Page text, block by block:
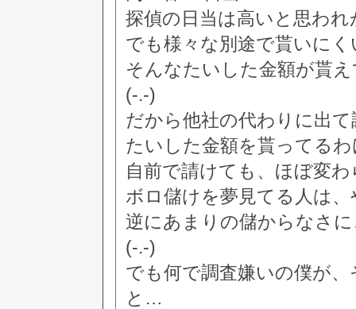
探偵の日当は高いと思われ
でも様々な別途で貰いに
そんなたいした金額が貰
(-.-)
だから他社の代わりに出
たいした金額を貰ってる
自前で請けても、ほぼ変
ボロ儲けを夢見てる人は
逆にあまりの儲からなさ
(-.-)
でも何で調査嫌いの僕が
と…